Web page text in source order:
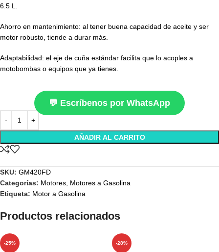
6.5 L.
Ahorro en mantenimiento: al tener buena capacidad de aceite y ser
motor robusto, tiende a durar más.
Adaptabilidad: el eje de cuña estándar facilita que lo acoples a
motobombas o equipos que ya tienes.
💬 Escríbenos por WhatsApp
AÑADIR AL CARRITO
SKU: GM420FD
Categorías: Motores, Motores a Gasolina
Etiqueta: Motor a Gasolina
Productos relacionados
-25% -28%